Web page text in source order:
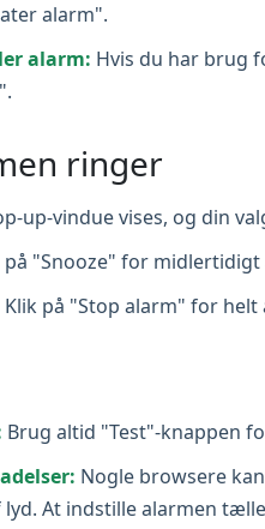
alarm".
alarm: Hvis du har brug
ringer
vindue vises, og din
på "Snooze" for
Klik på "Stop alarm" for helt
Brug altid "Test"-knappen
Nogle browsere
At indstille alarmen